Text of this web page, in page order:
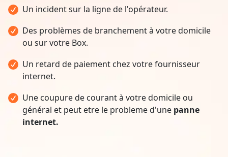
Un incident sur la ligne de l'opérateur.
Des problèmes de branchement à votre domicile
ou sur votre Box.
Un retard de paiement chez votre fournisseur
internet.
Une coupure de courant à votre domicile ou
général et peut etre le probleme d'une panne
internet.